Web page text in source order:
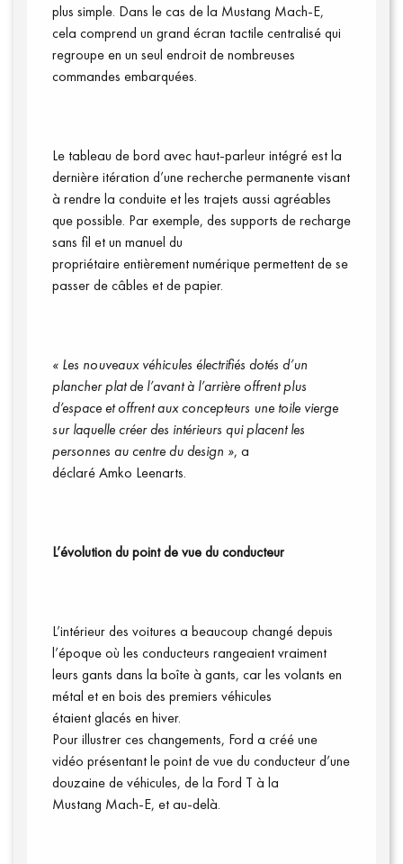
Annuaire presse
plus simple. Dans le cas de la Mustang Mach-E,
cela comprend un grand écran tactile centralisé qui
regroupe en un seul endroit de nombreuses
commandes embarquées.
Le tableau de bord avec haut-parleur intégré est la
dernière itération d’une recherche permanente visant
à rendre la conduite et les trajets aussi agréables
que possible. Par exemple, des supports de recharge
sans fil et un manuel du
propriétaireentièrementnumérique permettent de se
passer de câbles et de papier.
« Les nouveaux véhicules électrifiés dotés d’un
plancher plat de l’avant à l’arrière offrent plus
d’espace et offrent aux concepteurs une toile vierge
sur laquelle créer des intérieurs qui placent les
personnes au centre du design », a
déclaréAmko Leenarts.
L’évolution du point de vue du conducteur
L’intérieur des voitures a beaucoup changé depuis
l’époque où les conducteurs rangeaient vraiment
leurs gants dans la boîte à gants, car les volants en
métal et en bois des premiers véhicules
étaientglacés en hiver.
Pourillustrerces changements, Ford a créé une
vidéo présentant le point de vue du conducteur d’une
douzaine de véhicules, de la Ford T à la
Mustang Mach-E, et au-delà.